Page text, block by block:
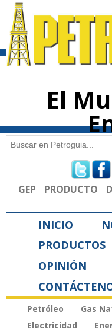
El
Formulario
Buscar
GEP PRODUCTO
INICIO
PRODUCTOS
OPINIÓN
Petróleo Gas
Electricidad